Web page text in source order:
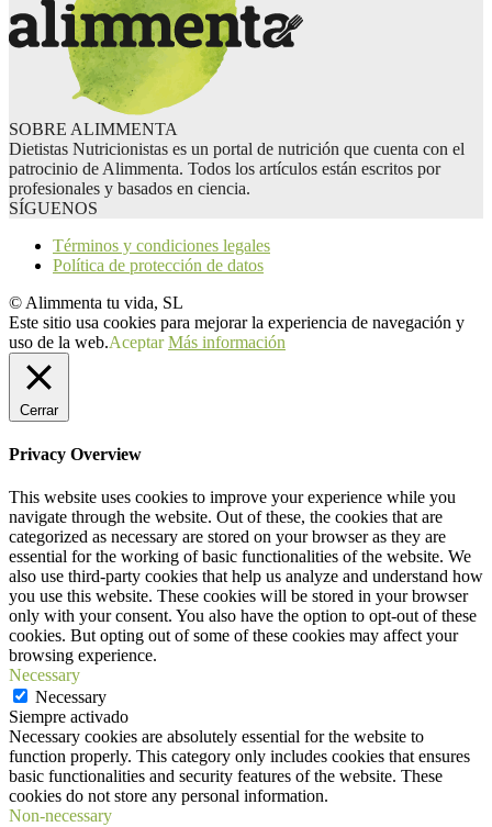
SOBRE ALIMMENTA
Dietistas Nutricionistas es un portal de nutrición que cuenta con el
patrocinio de Alimmenta. Todos los artículos están escritos por
profesionales y basados en ciencia.
SÍGUENOS
Términos y condiciones legales
Política de protección de datos
© Alimmenta tu vida, SL
Este sitio usa cookies para mejorar la experiencia de navegación y
uso de la web.Aceptar Más información
Cerrar
Privacy Overview
This website uses cookies to improve your experience while you
navigate through the website. Out of these, the cookies that are
categorized as necessary are stored on your browser as they are
essential for the working of basic functionalities of the website. We
also use third-party cookies that help us analyze and understand how
you use this website. These cookies will be stored in your browser
only with your consent. You also have the option to opt-out of these
cookies. But opting out of some of these cookies may affect your
browsing experience.
Necessary
Necessary
Siempre activado
Necessary cookies are absolutely essential for the website to
function properly. This category only includes cookies that ensures
basic functionalities and security features of the website. These
cookies do not store any personal information.
Non-necessary